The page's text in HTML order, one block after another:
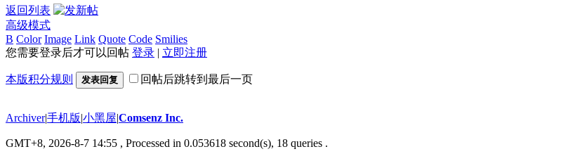
返回列表
高级模式
B Color Image Link Quote Code Smilies
您需要登录后才可以回帖 登录 | 立即注册
本版积分规则 发表回复 回帖后跳转到最后一页
Archiver|手机版|小黑屋|Comsenz Inc.
GMT+8, 2026-8-7 14:55 , Processed in 0.053618 second(s), 18 queries .